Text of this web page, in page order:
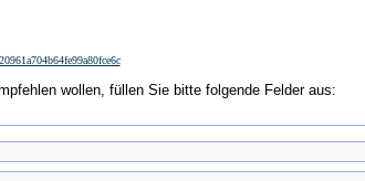
wollen, füllen Sie bitte folgende Felder aus: